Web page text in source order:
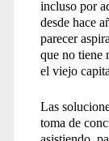
incluso por
desde hace
parecer
que no tiene
el viejo
Las
toma de